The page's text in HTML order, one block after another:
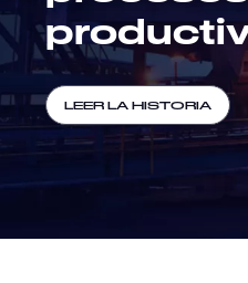
LEER LA HISTORIA